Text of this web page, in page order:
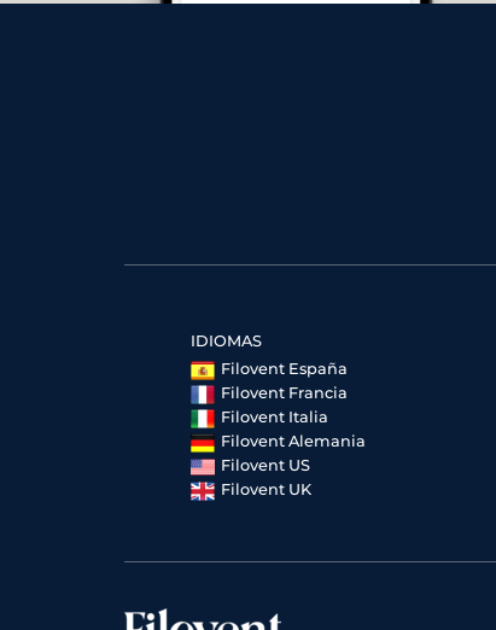
IDIOMAS
Filovent España
Filovent Francia
Filovent Italia
Filovent Alemania
Filovent US
Filovent UK